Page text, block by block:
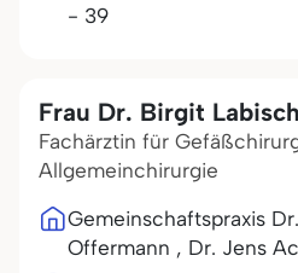
- 39
Frau Dr. Birgit Labisch
Fachärztin für
Allgemeinchirurgie
Gemeinschaftspraxis
Offermann , Dr. Jens